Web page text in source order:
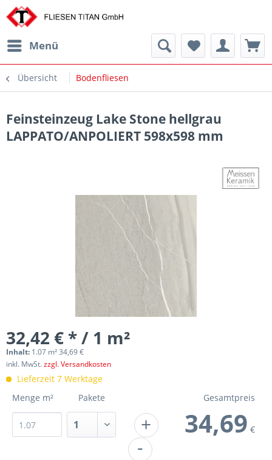
Menü
Übersicht Bodenfliesen
Feinsteinzeug Lake Stone hellgrau
LAPPATO/ANPOLIERT 598x598 mm
32,42 € * / 1 m²
Inhalt: 1.07 m² 34,69 €
inkl. MwSt.zzgl. Versandkosten
Lieferzeit 7 Werktage
Menge m²
Pakete
+
-
Gesamtpreis
34,69 €